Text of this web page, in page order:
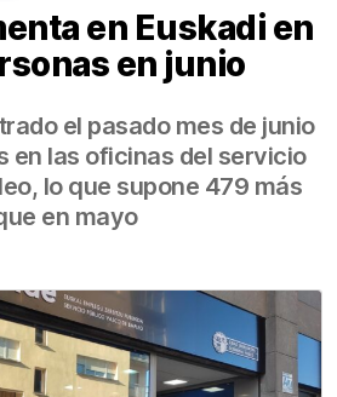
en Euskadi en
en junio
el pasado mes de junio
en las oficinas del servicio
lo que supone 479 más
en mayo